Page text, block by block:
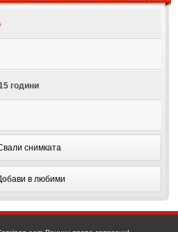
години
снимката
в любими